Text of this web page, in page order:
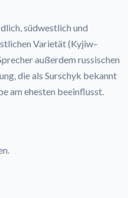
südwestlich und
Varietät (Kyjiw–
außerdem russischen
die als Surschyk bekannt
am ehesten beeinflusst.